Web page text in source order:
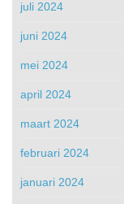
juli 2024
juni 2024
mei 2024
april 2024
maart 2024
februari 2024
januari 2024